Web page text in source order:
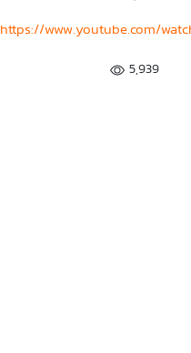
https://www.youtube.com/
5,939